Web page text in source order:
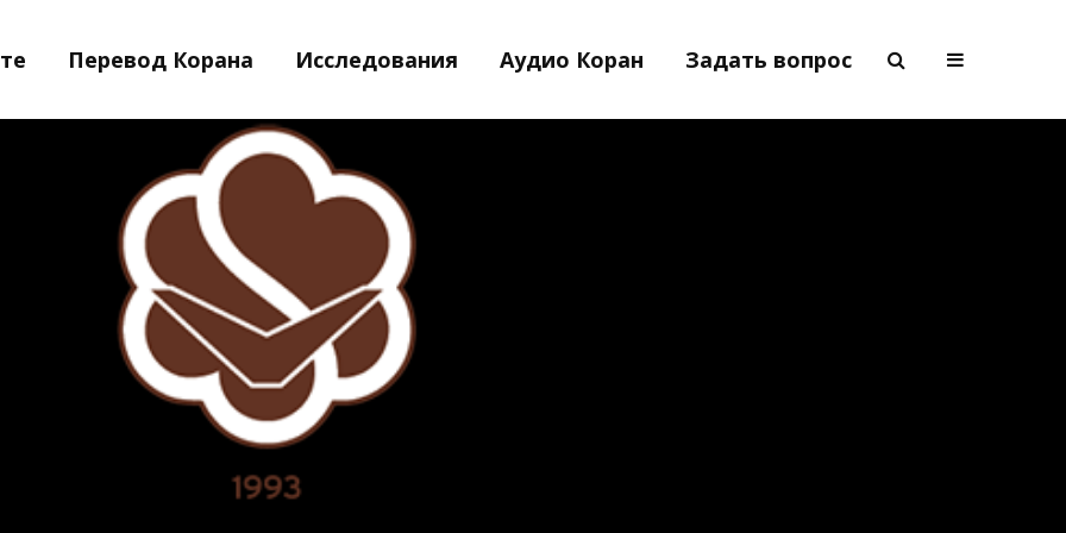
Перевод Корана Исследования Аудио Коран Задать вопрос